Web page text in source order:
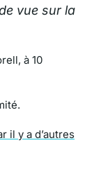
vue sur la
à 10
il y a d’autres